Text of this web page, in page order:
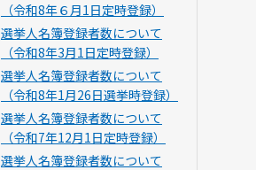
（令和8年６月1日定時登録）
選挙人名簿登録者数について
（令和8年3月1日定時登録）
選挙人名簿登録者数について
（令和8年1月26日選挙時登録）
選挙人名簿登録者数について
（令和7年12月1日定時登録）
選挙人名簿登録者数について